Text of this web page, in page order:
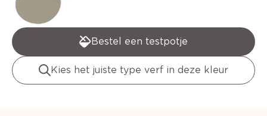
Bestel een testpotje
Kies het juiste type verf in deze kleur